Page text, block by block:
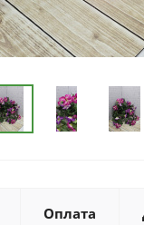
Оплата